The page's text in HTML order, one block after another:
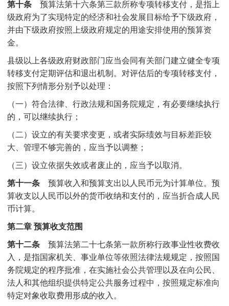
第十条预算法第十六条第三款所称专项转移支付，是指上
级政府为了实现特定的经济和社会发展目标给予下级政府，
并由下级政府按照上级政府规定的用途安排使用的预算资
金。
县级以上各级政府财政部门应当会同有关部门建立健全专项
转移支付定期评估和退出机制。对评估后的专项转移支付，
按照下列情形分别予以处理：
（一）符合法律、行政法规和国务院规定，有必要继续执行
的，可以继续执行；
（二）设立的有关要求变更，或者实际绩效与目标差距较
大、管理不够完善的，应当予以调整；
（三）设立依据失效或者废止的，应当予以取消。
第十一条预算收入和预算支出以人民币元为计算单位。预
算收支以人民币以外的货币收纳和支付的，应当折合成人民
币计算。
第二章 预算收支范围
第十二条预算法第二十七条第一款所称行政事业性收费收
入，是指国家机关、事业单位等依照法律法规规定，按照国
务院规定的程序批准，在实施社会公共管理以及在向公民、
法人和其他组织提供特定公共服务过程中，按照规定标准向
特定对象收取费用形成的收入。